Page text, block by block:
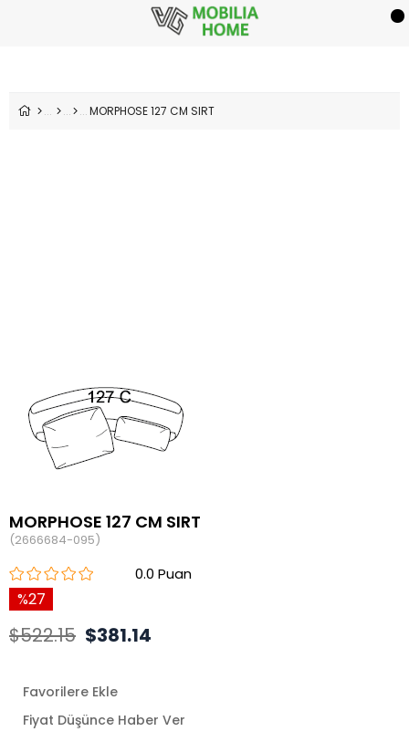
MORPHOSE 127 CM SIRT
MORPHOSE 127 CM SIRT
(2666684-095)
0.0
27
$522.15 $381.14
Favorilere Ekle
Fiyat Düşünce Haber Ver